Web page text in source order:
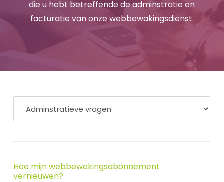
die u hebt betreffende de adminstratie en
facturatie van onze webbewakingsdienst.
Hoe mijn webbewakingsabonnement
vernieuwen?